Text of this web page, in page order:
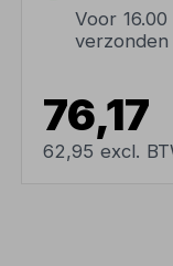
Voor
verzonden
76,17
62,95 excl.